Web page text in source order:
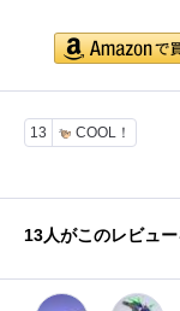
13 COOL！
13人がこのレビュ